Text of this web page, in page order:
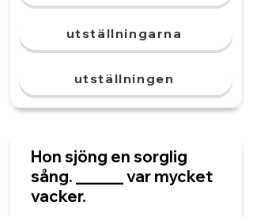
utställningarna
utställningen
Hon sjöng en sorglig
sång. ______ var mycket
vacker.